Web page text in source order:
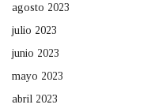
agosto 2023
julio 2023
junio 2023
mayo 2023
abril 2023